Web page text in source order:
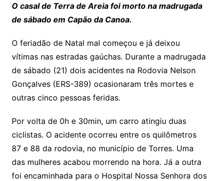
O casal de Terra de Areia foi morto na madrugada
de sábado em Capão da Canoa.
O feriadão de Natal mal começou e já deixou
vítimas nas estradas gaúchas. Durante a madrugada
de sábado (21) dois acidentes na Rodovia Nelson
Gonçalves (ERS-389) ocasionaram três mortes e
outras cinco pessoas feridas.
Por volta de 0h e 30min, um carro atingiu duas
ciclistas. O acidente ocorreu entre os quilômetros
87 e 88 da rodovia, no município de Torres. Uma
das mulheres acabou morrendo na hora. Já a outra
foi encaminhada para o Hospital Nossa Senhora dos